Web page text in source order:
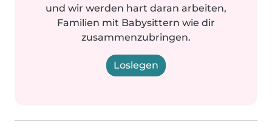
und wir werden hart daran arbeiten,
Familien mit Babysittern wie dir
zusammenzubringen.
Loslegen